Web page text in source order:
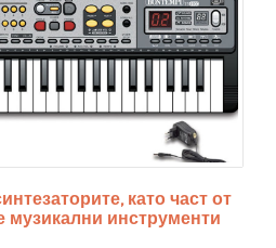
като част от
музикални инструменти